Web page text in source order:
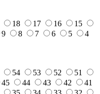
18 17 16
15
9 8 7 6 5
4
54 53 52
51
45 44 43 42
41